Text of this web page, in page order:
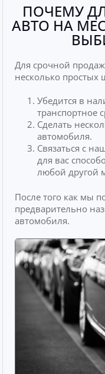
ПОЧЕМУ
АВТО НА
Для срочной
несколько простых
Убедится в
транспортное
Сделать
автомобиля.
Связаться с
для вас
любой другой
После того как мы
предварительно
автомобиля.